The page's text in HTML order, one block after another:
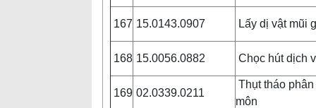
167 15.0143.0907 Lấy dị vật mũi
168 15.0056.0882 Chọc hút dịch
169 02.0339.0211
Thụt tháo
môn